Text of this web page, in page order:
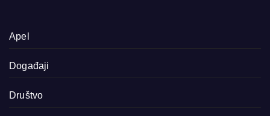
Apel
Događaji
Društvo